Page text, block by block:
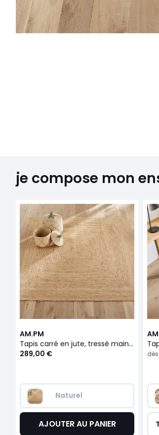
je compose mon
AM.PM
Tapis carré en jute, tressé main, Hempy
289,00 €
Naturel
AJOUTER AU PANIER
dès